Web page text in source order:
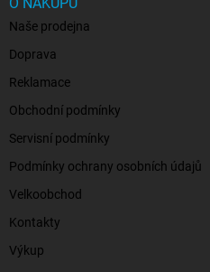
Naše prodejna
Doprava
Reklamace
Obchodní podmínky
Servisní podmínky
Podmínky ochrany osobních údajů
Velkoobchod
Kontakty
Výkup